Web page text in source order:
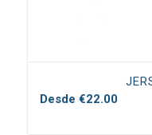
Desde €22.00